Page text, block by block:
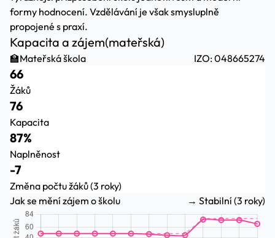
formy hodnocení. Vzdělávání je však smysluplně
propojené s praxí.
Kapacita a zájem(mateřská)
🏫Mateřská škola IZO: 048665274
66
Žáků
76
Kapacita
87%
Naplněnost
-7
Změna počtu žáků (3 roky)
Jak se mění zájem o školu
→ Stabilní (3 roky)